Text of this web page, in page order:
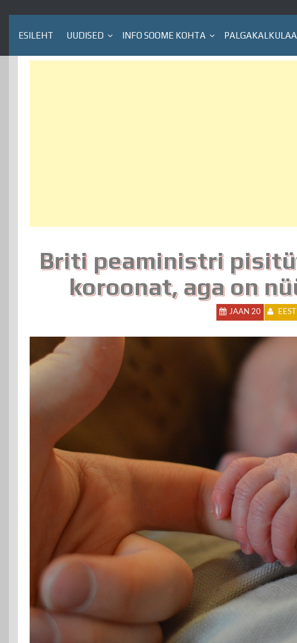
ESILEHT UUDISED INFO SOOME KOHTA
Briti peaministri
koroonat, aga on
JAAN 20